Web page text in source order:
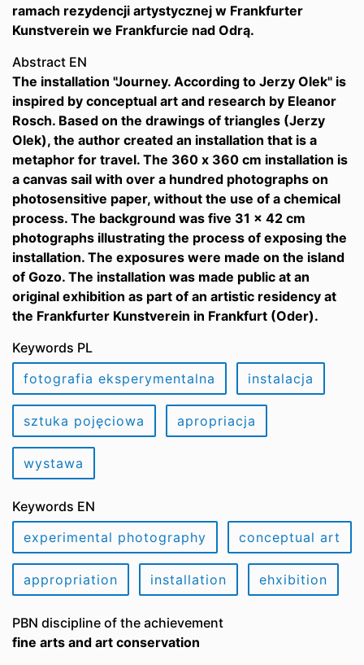
ramach rezydencji artystycznej w Frankfurter
Kunstverein we Frankfurcie nad Odrą.
Abstract EN
The installation "Journey. According to Jerzy Olek" is
inspired by conceptual art and research by Eleanor
Rosch. Based on the drawings of triangles (Jerzy
Olek), the author created an installation that is a
metaphor for travel. The 360 ​​x 360 cm installation is
a canvas sail with over a hundred photographs on
photosensitive paper, without the use of a chemical
process. The background was five 31 x 42 cm
photographs illustrating the process of exposing the
installation. The exposures were made on the island
of Gozo. The installation was made public at an
original exhibition as part of an artistic residency at
the Frankfurter Kunstverein in Frankfurt (Oder).
Keywords PL
fotografia eksperymentalna
instalacja
sztuka pojęciowa apropriacja
wystawa
Keywords EN
experimental photography
conceptual art
appropriation installation ehxibition
PBN discipline of the achievement
fine arts and art conservation